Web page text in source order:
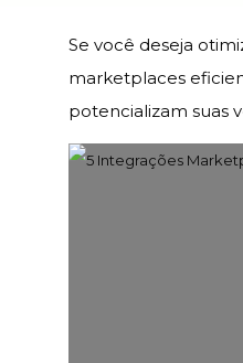
Se você deseja
marketplaces
potencializam suas